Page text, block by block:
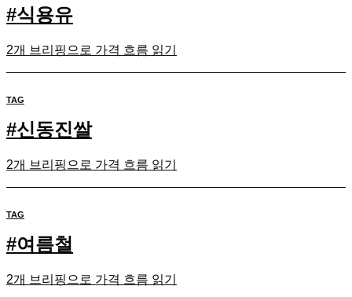
#식용유
2개 브리핑으로 가격 흐름 읽기
TAG
#신동진쌀
2개 브리핑으로 가격 흐름 읽기
TAG
#여름철
2개 브리핑으로 가격 흐름 읽기